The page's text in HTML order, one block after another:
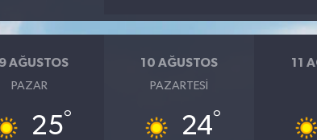
AĞUSTOS
PAZAR
25°
10 AĞUSTOS
PAZARTESI
24°
11